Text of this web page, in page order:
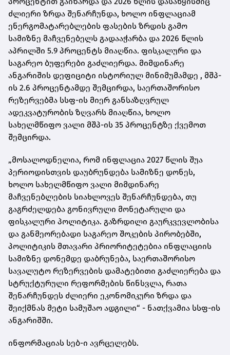
ძლიერი ზრდა შენარჩუნდა, ხოლო ინფლაციამ
ენერგომატარებლების ფასების ზრდის გამო
სამიზნე მაჩვენებელს გადააჭარბა და 2026 წლის
აპრილში 5.9 პროცენტს მიაღწია. ფისკალური და
საგარეო ბუფერები გაძლიერდა. მიმდინარე
ანგარიშის დეფიციტი ისტორიულ მინიმუმამდე , მშპ-
ის 2.6 პროცენტამდე შემცირდა, საერთაშორისო
რეზერვებმა სსფ-ის მიერ განსაზღვრულ
ადეკვატურობის ზღვარს მიაღწია, ხოლო
სახელმწიფო ვალი მშპ-ის 35 პროცენტზე ქვემოთ
შემცირდა.
„მოსალოდნელია, რომ ინფლაცია 2027 წლის შუა
პერიოდისთვის დაუბრუნდება სამიზნე დონეს,
ხოლო სახელმწიფო ვალი მიმდინარე
მაჩვენებლების სიახლოვეს შენარჩუნდება, თუ
გაგრძელდება გონივრული მონეტარული და
ფისკალური პოლიტიკა. გაზრდილი გაურკვევლობისა
და განმეორებადი საგარეო შოკების პირობებში,
პოლიტიკის მთავარი პრიორიტეტებია ინფლაციის
სამიზნე დონემდე დაბრუნება, საერთაშორისო
სავალუტო რეზერვების დამატებითი გაძლიერება და
სტრუქტურული რეფორმების წინსვლა, რათა
შენარჩუნდეს ძლიერი ეკონომიკური ზრდა და
შეიქმნას მეტი სამუშაო ადგილი“ - ნათქვამია სსფ-ის
ანგარიშში.
ინფორმაციას სებ-ი ავრცელებს.